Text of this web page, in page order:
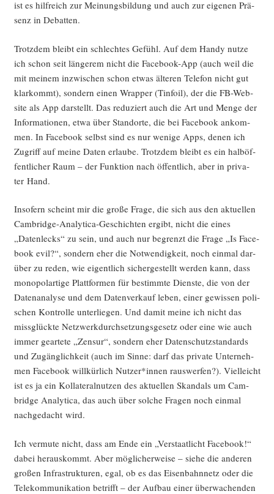
ist es hilf­reich zur Mei­nungs­bil­dung und auch zur eige­nen Prä­
senz in Debatten.
Trotz­dem bleibt ein schlech­tes Gefühl. Auf dem Han­dy nut­ze
ich schon seit län­ge­rem nicht die Face­book-App (auch weil die
mit mei­nem inzwi­schen schon etwas älte­ren Tele­fon nicht gut
klar­kommt), son­dern einen Wrap­per (Tin­foil), der die FB-Web­
site als App dar­stellt. Das redu­ziert auch die Art und Men­ge der
Infor­ma­tio­nen, etwa über Stand­or­te, die bei Face­book ankom­
men. In Face­book selbst sind es nur weni­ge Apps, denen ich
Zugriff auf mei­ne Daten erlau­be. Trotz­dem bleibt es ein halb­öf­
fent­li­cher Raum – der Funk­ti­on nach öffent­lich, aber in pri­va­
ter Hand.
Inso­fern scheint mir die gro­ße Fra­ge, die sich aus den aktu­el­len
Cam­bridge-Ana­ly­ti­ca-Geschich­ten ergibt, nicht die eines
„Daten­lecks“ zu sein, und auch nur begrenzt die Fra­ge „Is Face­
book evil?“, son­dern eher die Not­wen­dig­keit, noch ein­mal dar­
über zu reden, wie eigent­lich sicher­ge­stellt wer­den kann, dass
mono­pol­ar­ti­ge Platt­for­men für bestimm­te Diens­te, die von der
Daten­ana­ly­se und dem Daten­ver­kauf leben, einer gewis­sen poli­
schen Kon­trol­le unter­lie­gen. Und damit mei­ne ich nicht das
miss­glück­te Netz­werk­durch­set­zungs­ge­setz oder eine wie auch
immer gear­te­te „Zen­sur“, son­dern eher Daten­schutz­stan­dards
und Zugäng­lich­keit (auch im Sin­ne: darf das pri­va­te Unter­neh­
men Face­book will­kür­lich Nutzer*innen raus­wer­fen?). Viel­leicht
ist es ja ein Kol­la­te­ral­nut­zen des aktu­el­len Skan­dals um Cam­
bridge Ana­ly­ti­ca, das auch über sol­che Fra­gen noch ein­mal
nach­ge­dacht wird.
Ich ver­mu­te nicht, dass am Ende ein „Ver­staat­licht Face­book!“
dabei her­aus­kommt. Aber mög­li­cher­wei­se – sie­he die ande­ren
gro­ßen Infra­struk­tu­ren, egal, ob es das Eisen­bahn­netz oder die
Tele­kom­mu­ni­ka­ti­on betrifft – der Auf­bau einer über­wa­chen­den